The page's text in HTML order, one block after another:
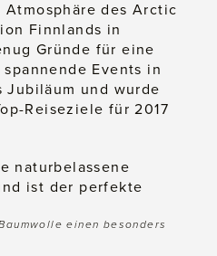
des Arctic
Finnlands in
Gründe für eine
Events in
und wurde
Reiseziele für 2017
einen besonders